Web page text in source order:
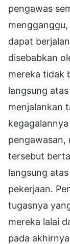
pengawas
dapat
disebabkan
mereka tidak
langsung
menjalankan
pengawasan,
tersebut
langsung
pekerjaan.
tugasnya
mereka lalai
pada